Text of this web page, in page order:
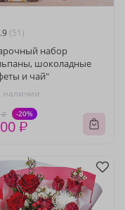
(51)
набор
шоколадные
и чай"
наличии
₽ -20%
₽